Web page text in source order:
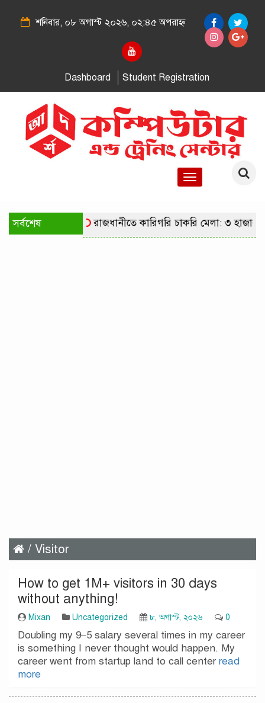
শনিবার, ০৮ অগাস্ট ২০২৬, ০২:৪৫ অপরাহ্ন
Dashboard Student Registration
Toggle
সর্বশেষ রাজধানীতে কারিগরি চাকরি মেলা: ৩
/ Visitor
How to get 1M+ visitors in 30 days
without anything!
Mixan Uncategorized ৮, অগাস্ট, ২০২৬ 0
Doubling my 9–5 salary several times in my career
is something I never thought would happen. My
career went from startup land to call center read
more